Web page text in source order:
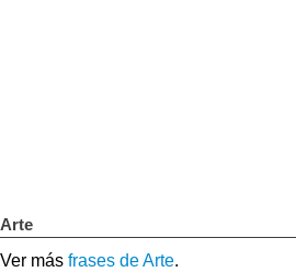
Arte
Ver más frases de Arte.